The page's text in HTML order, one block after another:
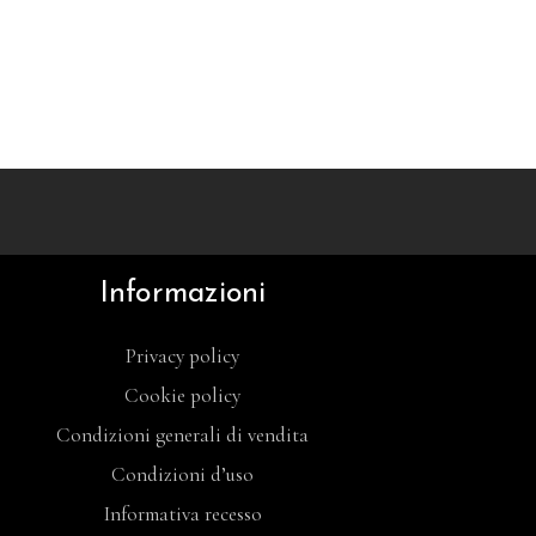
Informazioni
Privacy policy
Cookie policy
Condizioni generali di vendita
Condizioni d’uso
Informativa recesso